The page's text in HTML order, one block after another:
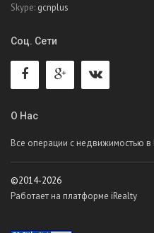
Skype: gcnplus
Соц. Сети
О Нас
Все операции с недвижимостью
©2014-2026
Работает на платформе iRealty